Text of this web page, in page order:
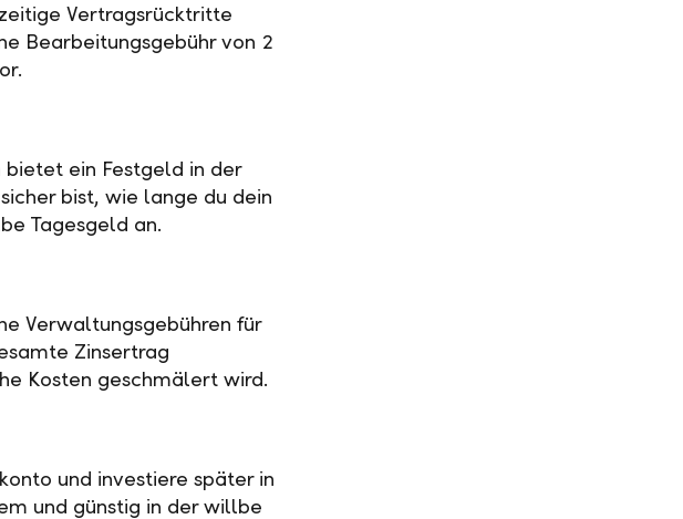
Vertragsrücktritte
Bearbeitungsgebühr von 2
ein Festgeld in der
bist, wie lange du dein
Tagesgeld an.
Verwaltungsgebühren für
Zinsertrag
Kosten geschmälert wird.
und investiere später in
und günstig in der willbe